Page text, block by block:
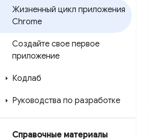
Жизненный цикл приложения
Chrome
Создайте свое первое
приложение
Кодлаб
Руководства по разработке
Справочные материалы